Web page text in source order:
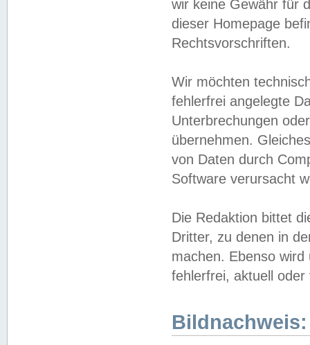
wir keine Gewähr für
dieser Homepage
Rechtsvorschriften.
Wir möchten
fehlerfrei angelegte
Unterbrechungen
übernehmen.
von Daten durch
Software verursacht
Die Redaktion bittet
Dritter, zu denen in
machen. Ebenso
fehlerfrei, aktuell oder
Bildnachweis: